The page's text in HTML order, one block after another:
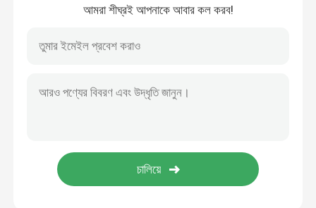
আমরা শীঘ্রই আপনাকে আবার কল করব!